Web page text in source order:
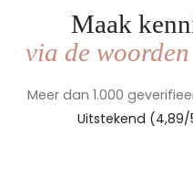
Maak
via de
Meer dan 1.000
Uitstekend (4,89/